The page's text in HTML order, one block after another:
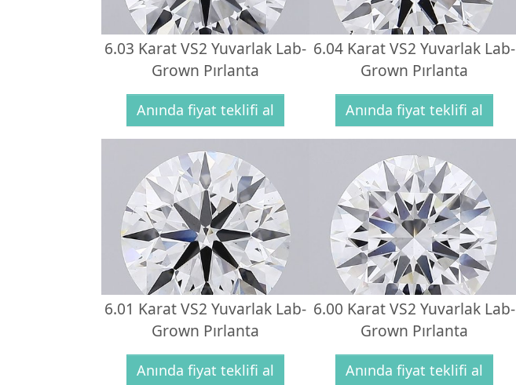
6.03 Karat VS2 Yuvarlak Lab-
Grown Pırlanta
Anında fiyat teklifi al
6.04 Karat VS2 Yuvarlak Lab-
Grown Pırlanta
Anında fiyat teklifi al
6.01 Karat VS2 Yuvarlak Lab-
Grown Pırlanta
Anında fiyat teklifi al
6.00 Karat VS2 Yuvarlak Lab-
Grown Pırlanta
Anında fiyat teklifi al